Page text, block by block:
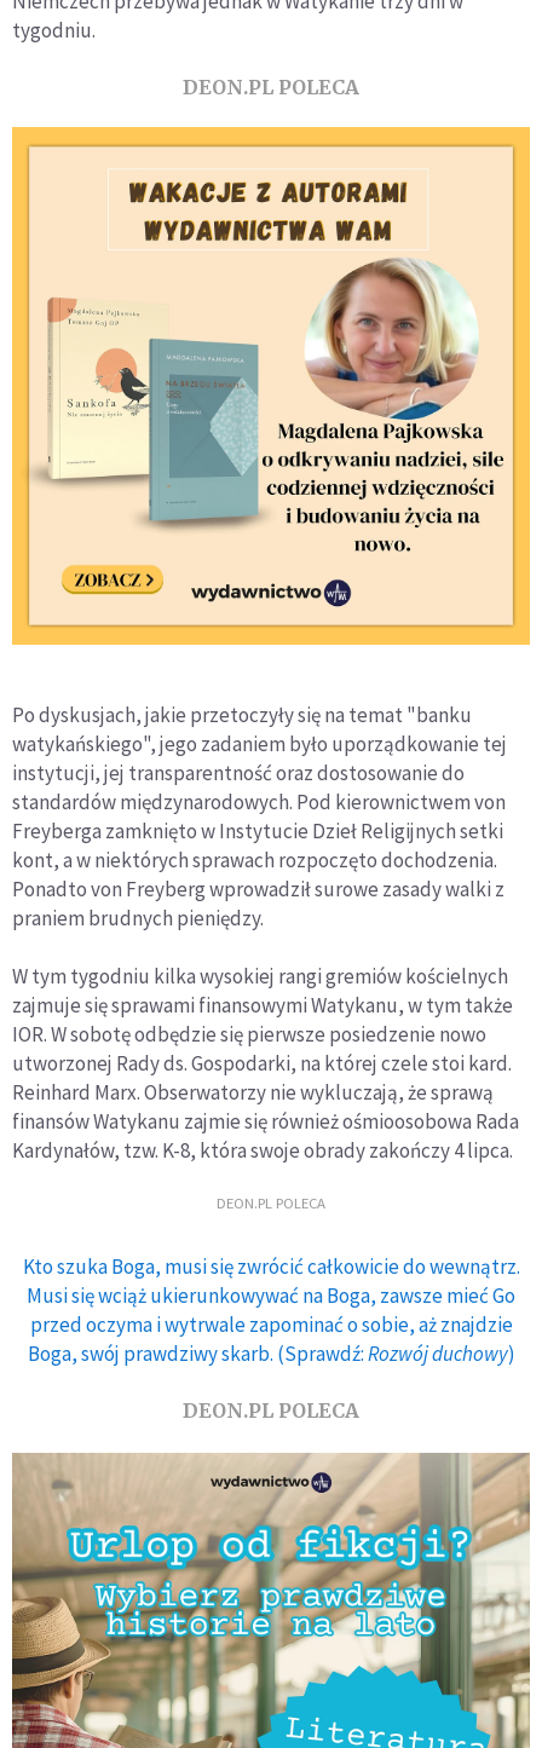
tygodniu.
DEON.PL POLECA
Po dyskusjach, jakie przetoczyły się na temat "banku
watykańskiego", jego zadaniem było uporządkowanie tej
instytucji, jej transparentność oraz dostosowanie do
standardów międzynarodowych. Pod kierownictwem von
Freyberga zamknięto w Instytucie Dzieł Religijnych setki
kont, a w niektórych sprawach rozpoczęto dochodzenia.
Ponadto von Freyberg wprowadził surowe zasady walki z
praniem brudnych pieniędzy.
W tym tygodniu kilka wysokiej rangi gremiów kościelnych
zajmuje się sprawami finansowymi Watykanu, w tym także
IOR. W sobotę odbędzie się pierwsze posiedzenie nowo
utworzonej Rady ds. Gospodarki, na której czele stoi kard.
Reinhard Marx. Obserwatorzy nie wykluczają, że sprawą
finansów Watykanu zajmie się również ośmioosobowa Rada
Kardynałów, tzw. K-8, która swoje obrady zakończy 4 lipca.
DEON.PL POLECA
Kto szuka Boga, musi się zwrócić całkowicie do wewnątrz.
Musi się wciąż ukierunkowywać na Boga, zawsze mieć Go
przed oczyma i wytrwale zapominać o sobie, aż znajdzie
Boga, swój prawdziwy skarb. (Sprawdź:Rozwój duchowy)
DEON.PL POLECA